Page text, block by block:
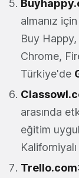
almanız
Buy Happy,
Chrome,
Türkiye'de
arasında
eğitim
Trello.com